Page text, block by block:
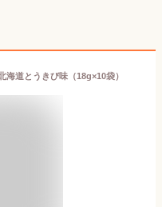
海道とうきび味（18g×10袋）